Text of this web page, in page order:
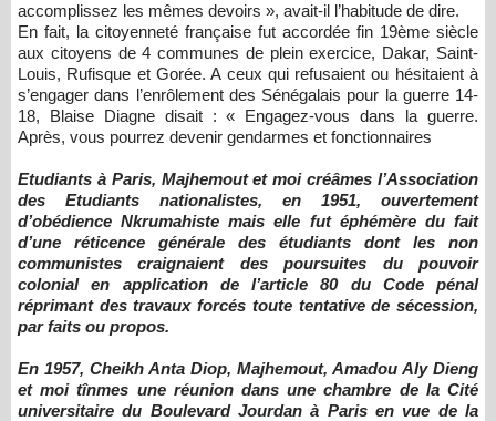
accomplissez les mêmes devoirs », avait-il l’habitude de dire.
En fait, la citoyenneté française fut accordée fin 19ème siècle
aux citoyens de 4 communes de plein exercice, Dakar, Saint-
Louis, Rufisque et Gorée. A ceux qui refusaient ou hésitaient à
s’engager dans l’enrôlement des Sénégalais pour la guerre 14-
18, Blaise Diagne disait : « Engagez-vous dans la guerre.
Après, vous pourrez devenir gendarmes et fonctionnaires
Etudiants à Paris, Majhemout et moi créâmes l’Association
des Etudiants nationalistes, en 1951, ouvertement
d’obédience Nkrumahiste mais elle fut éphémère du fait
d’une réticence générale des étudiants dont les non
communistes craignaient des poursuites du pouvoir
colonial en application de l’article 80 du Code pénal
réprimant des travaux forcés toute tentative de sécession,
par faits ou propos.
En 1957, Cheikh Anta Diop, Majhemout, Amadou Aly Dieng
et moi tînmes une réunion dans une chambre de la Cité
universitaire du Boulevard Jourdan à Paris en vue de la